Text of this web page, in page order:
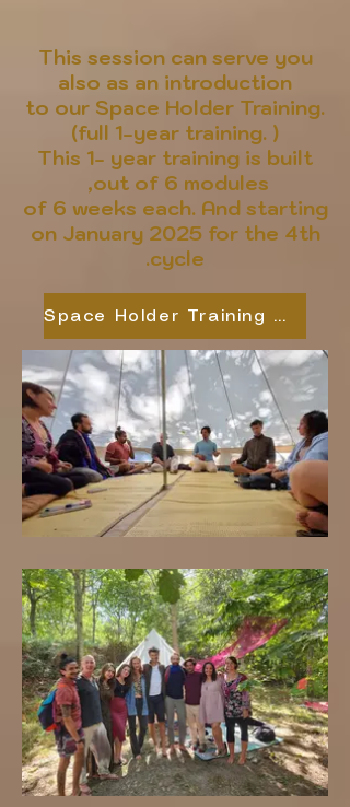
This session can serve you
also as an introduction
to our Space Holder Training.
(full 1-year training. )
This 1- year training is built
out of 6 modules,
of 6 weeks each. And starting
on January 2025 for the 4th
cycle.
Space Holder Training website